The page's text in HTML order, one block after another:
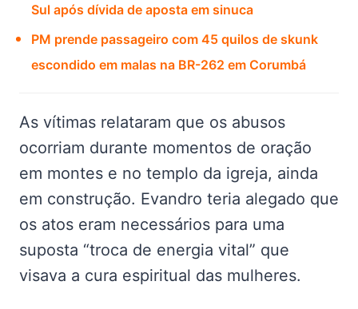
Sul após dívida de aposta em sinuca
PM prende passageiro com 45 quilos de skunk
escondido em malas na BR-262 em Corumbá
As vítimas relataram que os abusos
ocorriam durante momentos de oração
em montes e no templo da igreja, ainda
em construção. Evandro teria alegado que
os atos eram necessários para uma
suposta “troca de energia vital” que
visava a cura espiritual das mulheres.